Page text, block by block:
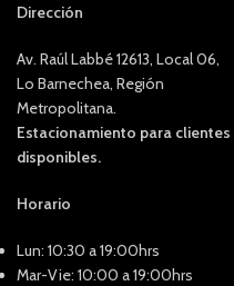
Dirección
Av. Raúl Labbé 12613, Local 06,
Lo Barnechea, Región
Metropolitana.
Estacionamiento para clientes
disponibles.
Horario
Lun: 10:30 a 19:00hrs
Mar-Vie: 10:00 a 19:00hrs